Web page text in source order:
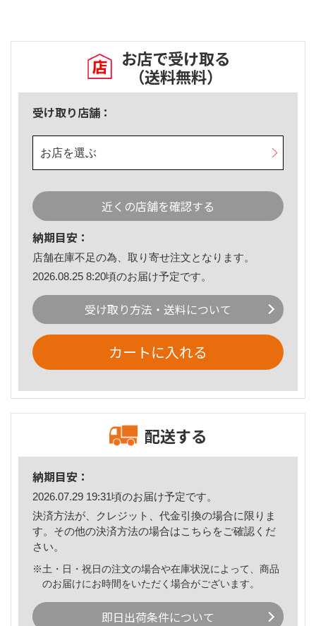
お店で受け取る
（送料無料）
受け取り店舗：
お店を選ぶ
近くの店舗を確認する
納期目安：
店舗在庫不足の為、取り寄せ注文となります。
2026.08.25 8:20頃のお届け予定です。
受け取り方法・送料について
カートに入れる
配送する
納期目安：
2026.07.29 19:31頃のお届け予定です。
決済方法が、クレジット、代金引換の場合に限りま
す。その他の決済方法の場合はこちら をご確認くだ
さい。
※土・日・祝日の注文の場合や在庫状況によって、商品
のお届けにお時間をいただく場合がございます。
即日出荷条件について